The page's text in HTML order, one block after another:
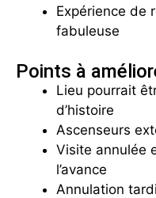
Expérience de
fabuleuse
Points à
Lieu pourrait
d’histoire
Ascenseurs
Visite annulée
l’avance
Annulation